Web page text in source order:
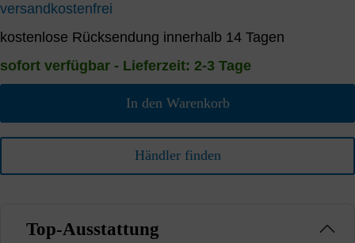
versandkostenfrei
kostenlose Rücksendung innerhalb 14 Tagen
sofort verfügbar - Lieferzeit: 2-3 Tage
In den Warenkorb
Händler finden
Top-Ausstattung